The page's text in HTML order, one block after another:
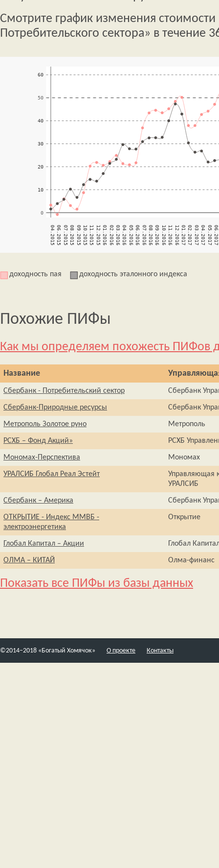
Смотрите график изменения
Потребительского сектора» в течение
доходность пая доходность эталонного индекса
Похожие ПИФы
Как мы определяем похожесть ПИФов
Название
Сбербанк - Потребительский сектор Сбербанк
Сбербанк-Природные ресурсы Сбербанк
Метрополь Золотое руно Метрополь
РСХБ – Фонд Акций» РСХБ
Мономах-Перспектива Мономах
УРАЛСИБ Глобал Реал Эстейт
Управляющая
УРАЛСИБ
Сбербанк – Америка Сбербанк
ОТКРЫТИЕ - Индекс ММВБ -
электроэнергетика
Открытие
Глобал Капитал – Акции Глобал
ОЛМА – КИТАЙ Олма-финанс
Показать все ПИФы из базы данных
©2014–2018 «Богатый Хомячок» О проекте Контакты